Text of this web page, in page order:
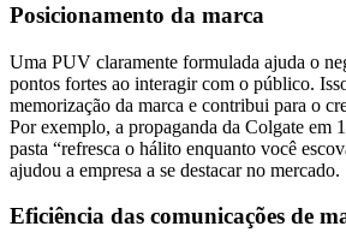
Posicionamento da marca
Uma PUV claramente formulada ajuda o
pontos fortes ao interagir com o público.
memorização da marca e contribui para o
Por exemplo, a propaganda da Colgate em
pasta “refresca o hálito enquanto você
ajudou a empresa a se destacar no mercado.
Eficiência das comunicações de